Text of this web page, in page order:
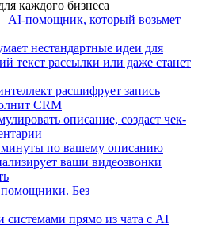
каждого бизнеса
помощник, который возьмет
нестандартные идеи для
текст рассылки или даже станет
расшифрует запись
CRM
описание, создаст чек-
минуты по вашему описанию
ваши видеозвонки
Без
прямо из чата с AI